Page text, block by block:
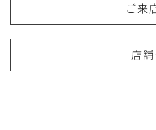
ご来
店